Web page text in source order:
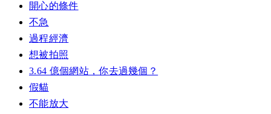
開心的條件
不急
過程經濟
想被拍照
3.64 億個網站，你去過幾個？
假貓
不能放大